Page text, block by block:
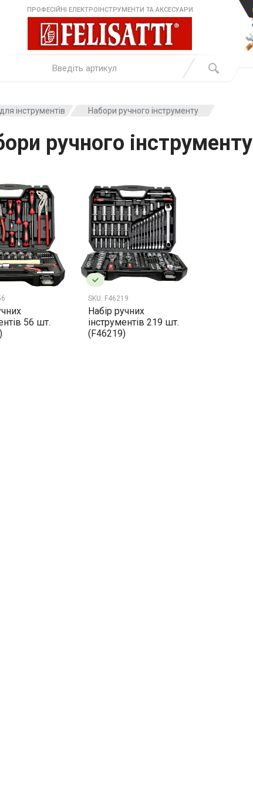
ПРОФЕСІЙНІ ЕЛЕКТРОІНСТРУМЕНТИ ТА АКСЕСУАРИ
інструментів Набори ручного інструменту
ручного інструменту
56 шт.
SKU: F46219
Набір ручних
інструментів 219 шт.
(F46219)